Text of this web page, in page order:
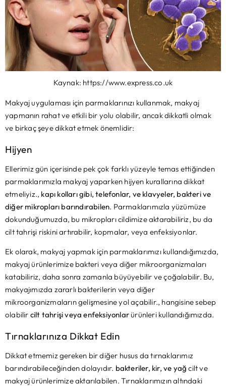
Kaynak: https://www.express.co.uk
Makyaj uygulaması için parmaklarınızı kullanmak, makyaj
yapmanın rahat ve etkili bir yolu olabilir, ancak dikkatli olmak
ve birkaç şeye dikkat etmek önemlidir:
Hijyen
Ellerimiz gün içerisinde pek çok farklı yüzeyle temas ettiğinden
parmaklarımızla makyaj yaparken hijyen kurallarına dikkat
etmeliyiz., kapı kolları gibi, telefonlar, ve klavyeler, bakteri ve
diğer mikropları barındırabilen. Parmaklarımızla yüzümüze
dokunduğumuzda, bu mikropları cildimize aktarabiliriz, bu da
cilt tahrişi riskini artırabilir, kopmalar, veya enfeksiyonlar.
Ek olarak, makyaj yapmak için parmaklarımızı kullandığımızda,
makyaj ürünlerimize bakteri veya diğer mikroorganizmaları
katabiliriz, daha sonra zamanla büyüyebilir ve çoğalabilir. Bu,
makyajımızda zararlı bakterilerin veya diğer
mikroorganizmaların gelişmesine yol açabilir., hangisine sebep
olabilir cilt tahrişi veya enfeksiyonlarürünleri kullandığımızda.
Tırnaklarınıza Dikkat Edin
Dikkat etmemiz gereken bir diğer husus da tırnaklarımız
barındırabileceğinden dolayıdır. bakteriler, kir, ve yağ cilt ve
makyaj ürünlerimize aktarılabilen. Tırnaklarımızın altındaki